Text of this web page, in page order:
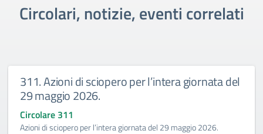
Circolari, notizie, eventi correlati
311. Azioni di sciopero per l’intera giornata del
29 maggio 2026.
Circolare 311
Azioni di sciopero per l’intera giornata del 29 maggio 2026.